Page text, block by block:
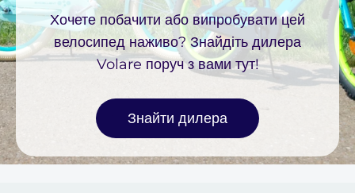
Хочете побачити або випробувати цей
велосипед наживо? Знайдіть дилера
Volare поруч з вами тут!
Знайти дилера